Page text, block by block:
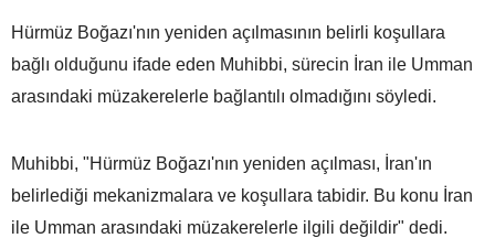
Hürmüz Boğazı'nın yeniden açılmasının belirli koşullara
bağlı olduğunu ifade eden Muhibbi, sürecin İran ile Umman
arasındaki müzakerelerle bağlantılı olmadığını söyledi.
Muhibbi, "Hürmüz Boğazı'nın yeniden açılması, İran'ın
belirlediği mekanizmalara ve koşullara tabidir. Bu konu İran
ile Umman arasındaki müzakerelerle ilgili değildir" dedi.